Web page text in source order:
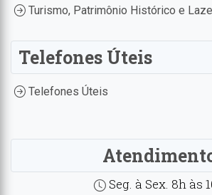
Turismo, Patrimônio Histórico e
Telefones Úteis
Telefones Úteis
Seg. à Sex. 8h às